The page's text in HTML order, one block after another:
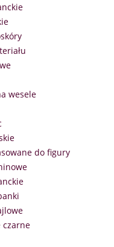
wesele
do figury
czarne